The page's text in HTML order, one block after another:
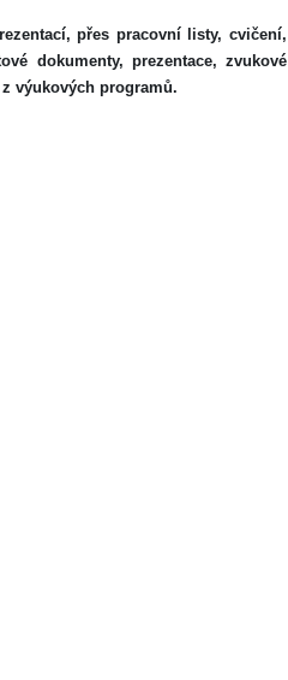
přes pracovní listy, cvičení,
dokumenty, prezentace, zvukové
výukových programů.